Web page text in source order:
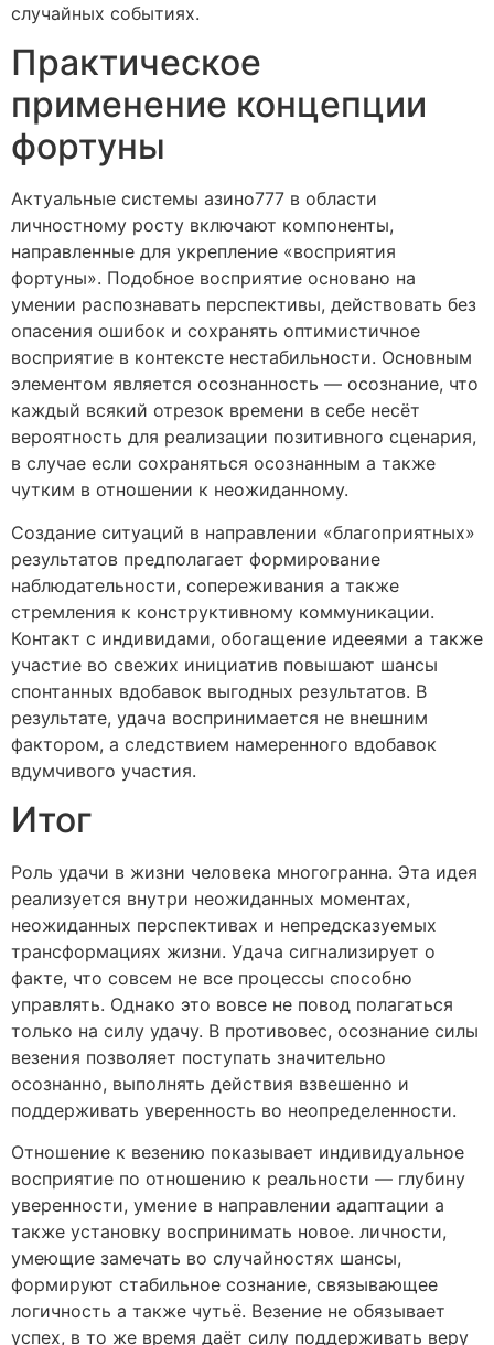
случайных событиях.
Практическое
применение концепции
фортуны
Актуальные системы азино777 в области
личностному росту включают компоненты,
направленные для укрепление «восприятия
фортуны». Подобное восприятие основано на
умении распознавать перспективы, действовать без
опасения ошибок и сохранять оптимистичное
восприятие в контексте нестабильности. Основным
элементом является осознанность — осознание, что
каждый всякий отрезок времени в себе несёт
вероятность для реализации позитивного сценария,
в случае если сохраняться осознанным а также
чутким в отношении к неожиданному.
Создание ситуаций в направлении «благоприятных»
результатов предполагает формирование
наблюдательности, сопереживания а также
стремления к конструктивному коммуникации.
Контакт с индивидами, обогащение идееями а также
участие во свежих инициатив повышают шансы
спонтанных вдобавок выгодных результатов. В
результате, удача воспринимается не внешним
фактором, а следствием намеренного вдобавок
вдумчивого участия.
Итог
Роль удачи в жизни человека многогранна. Эта идея
реализуется внутри неожиданных моментах,
неожиданных перспективах и непредсказуемых
трансформациях жизни. Удача сигнализирует о
факте, что совсем не все процессы способно
управлять. Однако это вовсе не повод полагаться
только на силу удачу. В противовес, осознание силы
везения позволяет поступать значительно
осознанно, выполнять действия взвешенно и
поддерживать уверенность во неопределенности.
Отношение к везению показывает индивидуальное
восприятие по отношению к реальности — глубину
уверенности, умение в направлении адаптации а
также установку воспринимать новое. личности,
умеющие замечать во случайностях шансы,
формируют стабильное сознание, связывающее
логичность а также чутьё. Везение не обязывает
успех, в то же время даёт силу поддерживать веру